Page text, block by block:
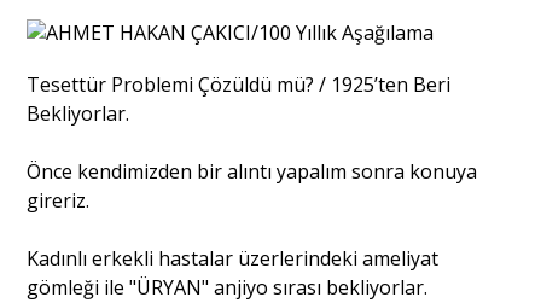
Ekonomi
Söyleşi
Tesettür Problemi Çözüldü mü? / 1925’ten Beri
Bekliyorlar.
Önce kendimizden bir alıntı yapalım sonra konuya
gireriz.
Kadınlı erkekli hastalar üzerlerindeki ameliyat
gömleği ile "ÜRYAN" anjiyo sırası bekliyorlar.